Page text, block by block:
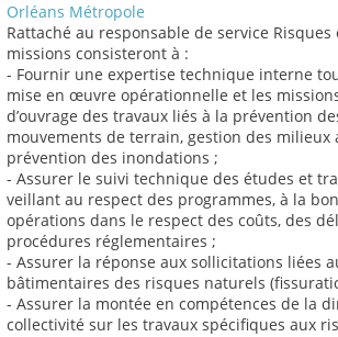
Orléans Métropole
Rattaché au responsable de service Risques
missions consisteront à :
- Fournir une expertise technique interne
mise en œuvre opérationnelle et les
d’ouvrage des travaux liés à la prévention
mouvements de terrain, gestion des milieux
prévention des inondations ;
- Assurer le suivi technique des études et
veillant au respect des programmes, à la
opérations dans le respect des coûts, des
procédures réglementaires ;
- Assurer la réponse aux sollicitations liées
bâtimentaires des risques naturels
- Assurer la montée en compétences de la
collectivité sur les travaux spécifiques aux